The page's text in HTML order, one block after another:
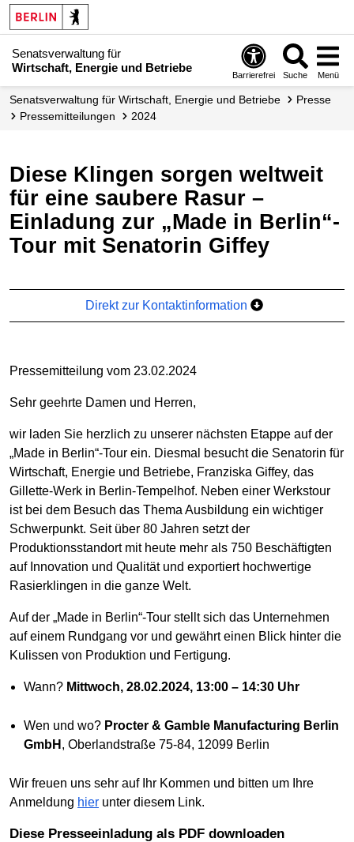
Senatsverwaltung für
Wirtschaft, Energie und Betriebe
Barrierefrei Suche Menü
Senats­verwaltung für Wirtschaft, Energie und Betriebe
Presse
Presse­mitteilungen
2024
Diese Klingen sorgen weltweit
für eine saubere Rasur –
Einladung zur „Made in Berlin“-
Tour mit Senatorin Giffey
Direkt zur Kontaktinformation
Pressemitteilung vom 23.02.2024
Sehr geehrte Damen und Herren,
wir laden Sie herzlich zu unserer nächsten Etappe auf der
„Made in Berlin“-Tour ein. Diesmal besucht die Senatorin für
Wirtschaft, Energie und Betriebe, Franziska Giffey, das
Gillette-Werk in Berlin-Tempelhof. Neben einer Werkstour
ist bei dem Besuch das Thema Ausbildung ein wichtiger
Schwerpunkt. Seit über 80 Jahren setzt der
Produktionsstandort mit heute mehr als 750 Beschäftigten
auf Innovation und Qualität und exportiert hochwertige
Rasierklingen in die ganze Welt.
Auf der „Made in Berlin“-Tour stellt sich das Unternehmen
auf einem Rundgang vor und gewährt einen Blick hinter die
Kulissen von Produktion und Fertigung.
Wann? Mittwoch, 28.02.2024, 13:00 – 14:30 Uhr
Wen und wo? Procter & Gamble Manufacturing Berlin
GmbH , Oberlandstraße 75-84, 12099 Berlin
Wir freuen uns sehr auf Ihr Kommen und bitten um Ihre
Anmeldung hier unter diesem Link.
Diese Presseeinladung als PDF downloaden